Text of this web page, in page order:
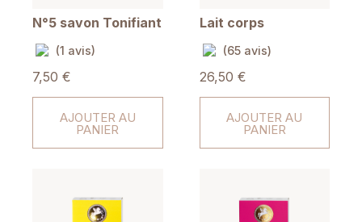
N°5 savon Tonifiant
(1 avis)
7,50 €
AJOUTER AU
PANIER
Lait corps
(65 avis)
26,50 €
AJOUTER AU
PANIER